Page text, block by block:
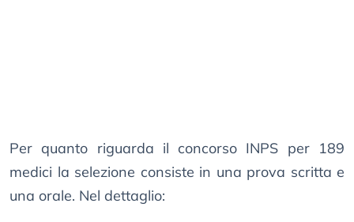
Per quanto riguarda il concorso INPS per 189
medici la selezione consiste in una prova scritta e
una orale. Nel dettaglio: